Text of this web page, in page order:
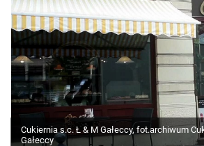
Cukiernia s.c. Ł & M Gałeccy, fot.archiwum
Gałeccy